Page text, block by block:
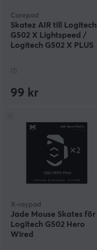
Corepad
Skatez AIR till Logitech
G502 X Lightspeed /
Logitech G502 X PLUS
(1)
99 kr
X-raypad
Jade Mouse Skates för
Logitech G502 Hero
Wired